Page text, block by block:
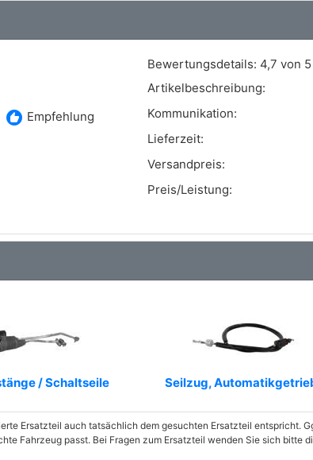
recommend Empfehlung
Bewertungsdetails: 4,7 von 5
Artikelbeschreibung:
Kommunikation:
Lieferzeit:
Versandpreis:
Preis/Leistung:
/ Schaltseile Seilzug,
Ersatzteil auch tatsächlich dem gesuchten Ersatzteil entspricht.
Fahrzeug passt. Bei Fragen zum Ersatzteil wenden Sie sich bitte